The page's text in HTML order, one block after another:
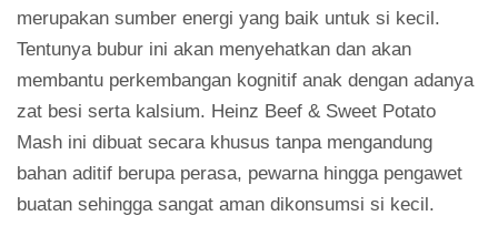
merupakan sumber energi yang baik untuk si kecil.
Tentunya bubur ini akan menyehatkan dan akan
membantu perkembangan kognitif anak dengan adanya
zat besi serta kalsium. Heinz Beef & Sweet Potato
Mash ini dibuat secara khusus tanpa mengandung
bahan aditif berupa perasa, pewarna hingga pengawet
buatan sehingga sangat aman dikonsumsi si kecil.